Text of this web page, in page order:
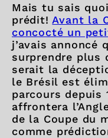
Mais tu sais
prédit! Avant la
concocté un
j’avais annoncé
surprendre plus
serait la
le Brésil est
parcours depuis
affrontera
de la Coupe du
comme